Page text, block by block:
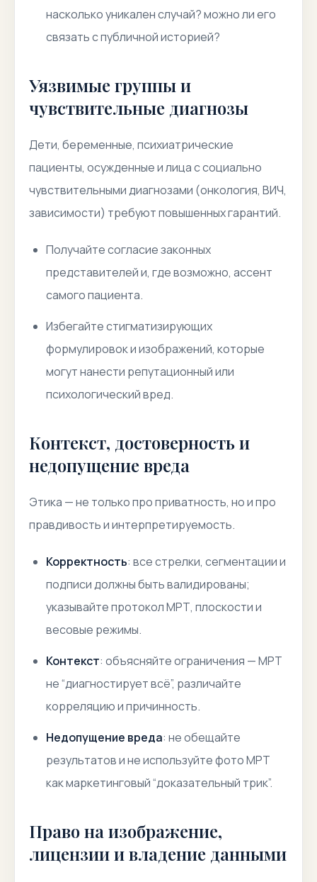
насколько уникален случай? можно ли его
связать с публичной историей?
Уязвимые группы и
чувствительные диагнозы
Дети, беременные, психиатрические
пациенты, осужденные и лица с социально
чувствительными диагнозами (онкология, ВИЧ,
зависимости) требуют повышенных гарантий.
Получайте согласие законных
представителей и, где возможно, ассент
самого пациента.
Избегайте стигматизирующих
формулировок и изображений, которые
могут нанести репутационный или
психологический вред.
Контекст, достоверность и
недопущение вреда
Этика — не только про приватность, но и про
правдивость и интерпретируемость.
Корректность: все стрелки, сегментации и
подписи должны быть валидированы;
указывайте протокол МРТ, плоскости и
весовые режимы.
Контекст: объясняйте ограничения — МРТ
не “диагностирует всё”, различайте
корреляцию и причинность.
Недопущение вреда: не обещайте
результатов и не используйте фото МРТ
как маркетинговый “доказательный трик”.
Право на изображение,
лицензии и владение данными